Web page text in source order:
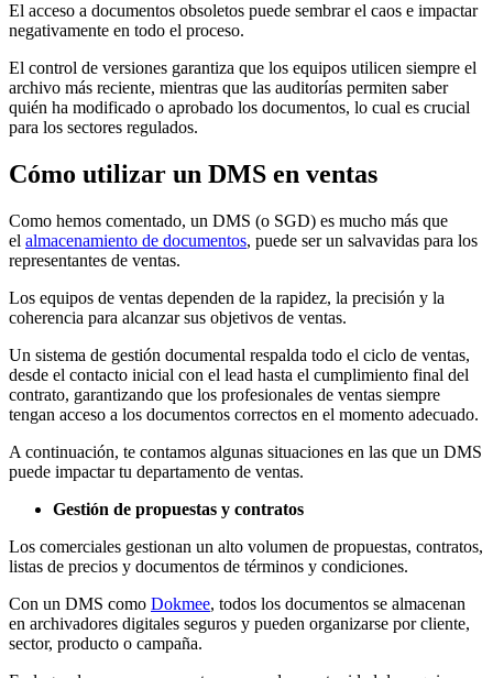
El acceso a documentos obsoletos puede sembrar el caos e impactar
negativamente en todo el proceso.
El control de versiones garantiza que los equipos utilicen siempre el
archivo más reciente, mientras que las auditorías permiten saber
quién ha modificado o aprobado los documentos, lo cual es crucial
para los sectores regulados.
Cómo utilizar un DMS en ventas
Como hemos comentado, un DMS (o SGD) es mucho más que
el almacenamiento de documentos, puede ser un salvavidas para los
representantes de ventas.
Los equipos de ventas dependen de la rapidez, la precisión y la
coherencia para alcanzar sus objetivos de ventas.
Un sistema de gestión documental respalda todo el ciclo de ventas,
desde el contacto inicial con el lead hasta el cumplimiento final del
contrato, garantizando que los profesionales de ventas siempre
tengan acceso a los documentos correctos en el momento adecuado.
A continuación, te contamos algunas situaciones en las que un DMS
puede impactar tu departamento de ventas.
Gestión de propuestas y contratos
Los comerciales gestionan un alto volumen de propuestas, contratos,
listas de precios y documentos de términos y condiciones.
Con un DMS como Dokmee, todos los documentos se almacenan
en archivadores digitales seguros y pueden organizarse por cliente,
sector, producto o campaña.